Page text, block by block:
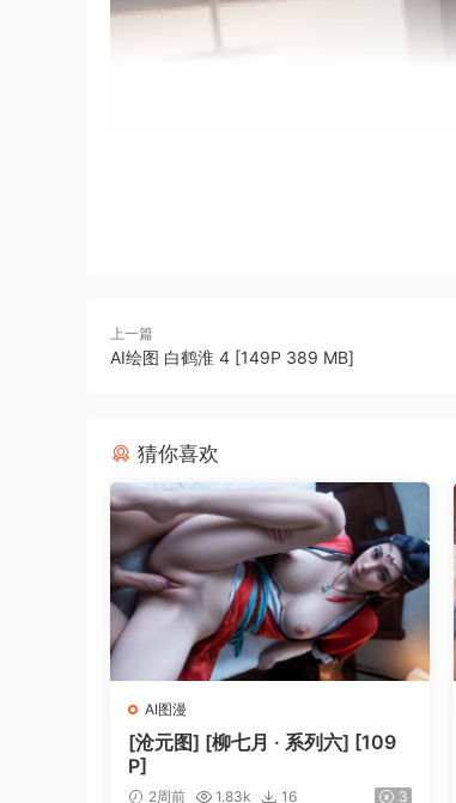
上一篇
AI绘图 白鹤淮 4 [149P 389 MB]
猜你喜欢
AI图漫
[沧元图] [柳七月 · 系列六] [109
P]
2周前 1.83k 16 3